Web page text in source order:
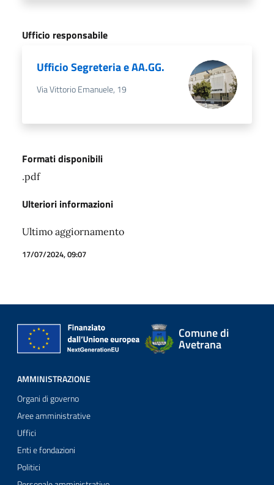
Ufficio responsabile
Ufficio Segreteria e AA.GG.
Via Vittorio Emanuele, 19
Formati disponibili
.pdf
Ulteriori informazioni
Ultimo aggiornamento
17/07/2024, 09:07
Comune di
Avetrana
AMMINISTRAZIONE
Organi di governo
Aree amministrative
Uffici
Enti e fondazioni
Politici